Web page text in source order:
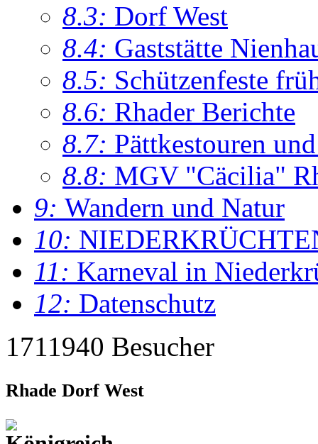
8.3: Dorf West
8.4: Gaststätte
8.5: Schützenfeste
8.6: Rhader Berichte
8.7: Pättkestouren
8.8: MGV "Cäcilia"
9: Wandern und Natur
10:
11: Karneval in
12: Datenschutz
1711940 Besucher
Rhade Dorf West